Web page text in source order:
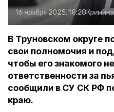
16 ноября 2025, 18:28
В Труновском округе
свои полномочия и
чтобы его знакомого
ответственности за
сообщили в СУ СК РФ
краю.